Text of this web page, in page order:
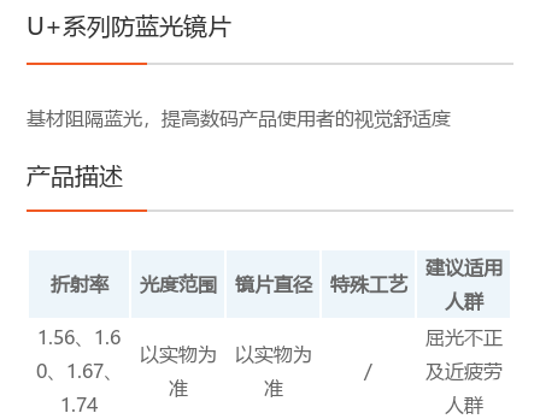
U+系列防蓝光镜片
基材阻隔蓝光，提高数码产品使用者的视觉舒适度
产品描述
折射率 光度范围 镜片直径 特殊工艺
建议适用
人群
1.56、1.6
0、1.67、
1.74
以实物为
准
以实物为
准
/
屈光不正
及近疲劳
人群